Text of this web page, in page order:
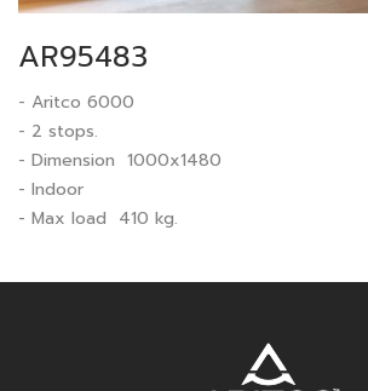
AR95483
- Aritco 6000
- 2 stops.
- Dimension 1000x1480
- Indoor
- Max load 410 kg.